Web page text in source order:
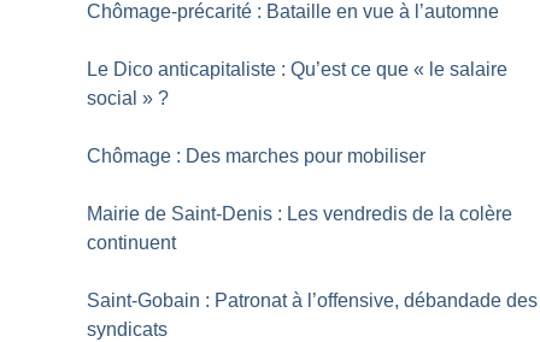
Chômage-précarité : Bataille en vue à l’automne
Le Dico anticapitaliste : Qu’est ce que « le salaire
social » ?
Chômage : Des marches pour mobiliser
Mairie de Saint-Denis : Les vendredis de la colère
continuent
Saint-Gobain : Patronat à l’offensive, débandade des
syndicats